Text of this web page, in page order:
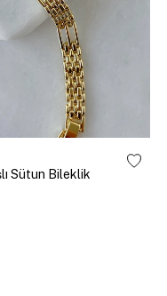
Sütun Bileklik